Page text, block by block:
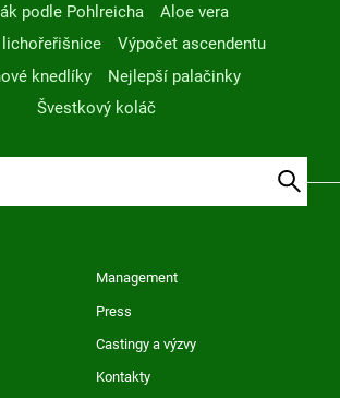
podle Pohlreicha
Aloe vera
Výpočet ascendentu
knedlíky
Nejlepší palačinky
Švestkový koláč
Management
Press
Castingy a výzvy
Kontakty